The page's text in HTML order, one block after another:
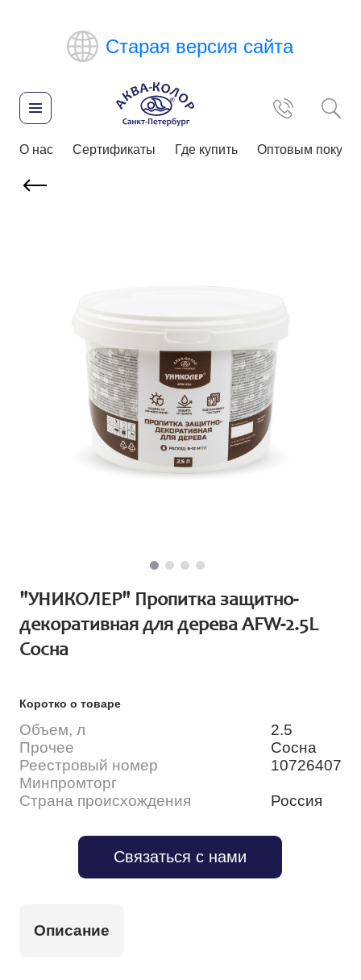
Старая версия сайта
О нас Сертификаты Где купить Оптовым
"УНИКОЛЕР" Пропитка защитно-
декоративная для дерева AFW-2.5L
Сосна
Коротко о товаре
Объем, л
2.5
Прочее
Сосна
Реестровый номер
Минпромторг
10726407
Страна происхождения Россия
Связаться с нами
Описание